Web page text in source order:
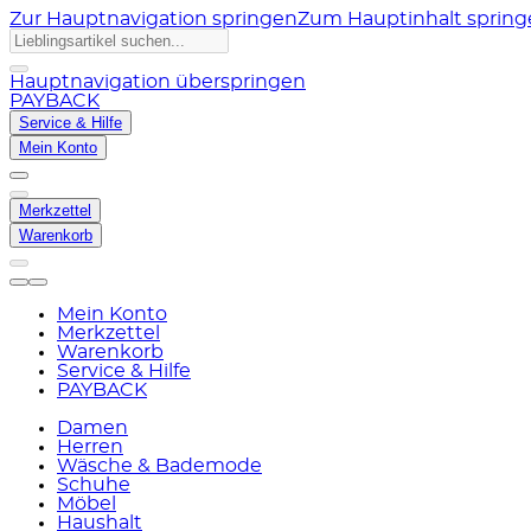
Zur Hauptnavigation springenZum Hauptinhalt
Hauptnavigation überspringen
PAYBACK
Service & Hilfe
Mein Konto
Merkzettel
Warenkorb
Mein Konto
Merkzettel
Warenkorb
Service & Hilfe
PAYBACK
Damen
Herren
Wäsche & Bademode
Schuhe
Möbel
Haushalt